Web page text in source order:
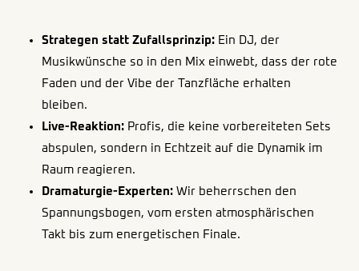
Strategen statt Zufallsprinzip:Ein DJ, der
Musikwünsche so in den Mix einwebt, dass der rote
Faden und der Vibe der Tanzfläche erhalten
bleiben.
Live-Reaktion:Profis, die keine vorbereiteten Sets
abspulen, sondern in Echtzeit auf die Dynamik im
Raum reagieren.
Dramaturgie-Experten:Wir beherrschen den
Spannungsbogen, vom ersten atmosphärischen
Takt bis zum energetischen Finale.